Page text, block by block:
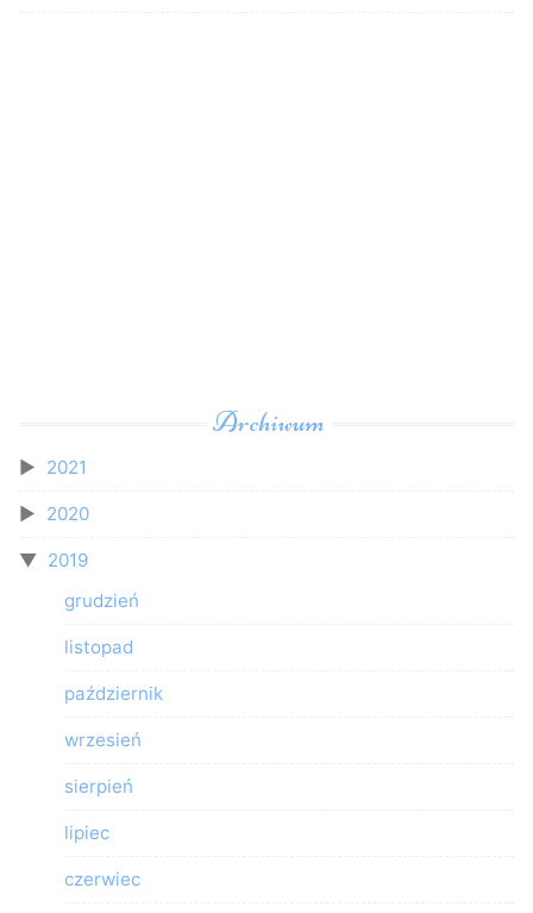
Archiwum
2021
2020
2019
grudzień
listopad
październik
wrzesień
sierpień
lipiec
czerwiec